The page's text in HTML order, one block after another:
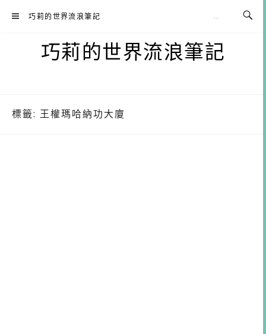
巧莉的世界流浪筆記
巧莉的世界流浪筆記
標籤: 王權瑪哈納功大廈